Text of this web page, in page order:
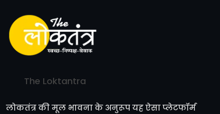
The Loktantra
लोकतंत्र की मूल भावना के अनुरूप यह ऐसा प्लेटफॉर्म